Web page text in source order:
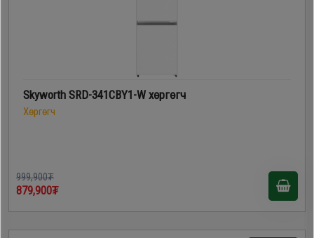
Skyworth SRD-341CBY1-W хөргөгч
Хөргөгч
999,900₮
879,900₮